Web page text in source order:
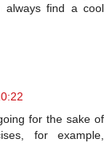
always find a cool
for the sake of
for example,